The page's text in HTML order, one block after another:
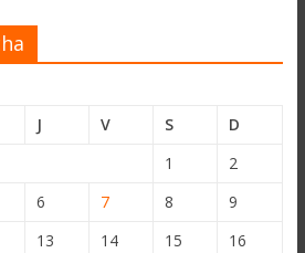
J V S
D
1
2
6 7 8
9
13 14 15
16